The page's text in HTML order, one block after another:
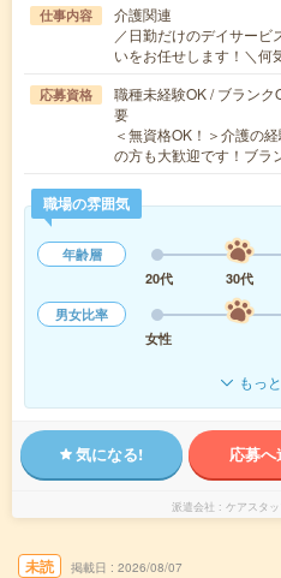
仕事内容
介護関連
／日勤だけのデイサー
いをお任せします！＼
応募資格
職種未経験OK / ブラン
要
＜無資格OK！＞介護の
の方も大歓迎です！ブ
職場の雰囲気
年齢層
20代
30代
男女比率
女性
もっ
気になる! 応募へ
派遣会社 ケアスタ
未読 掲載日 2026/08/07